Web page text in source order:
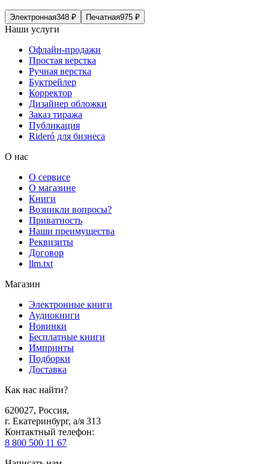
Электронная348 ₽ Печатная975 ₽
Наши услуги
Офлайн-продажи
Простая верстка
Ручная верстка
Буктрейлер
Корректор
Дизайнер обложки
Заказ тиража
Публикация
Rideró для бизнеса
О нас
О сервисе
О магазине
Книги
Возникли вопросы?
Приватность
Наши преимущества
Реквизиты
Договор
llm.txt
Магазин
Электронные книги
Аудиокниги
Новинки
Бесплатные книги
Импринты
Подборки
Доставка
Как нас найти?
620027, Россия,
г. Екатеринбург, а/я 313
Контактный телефон:
8 800 500 11 67